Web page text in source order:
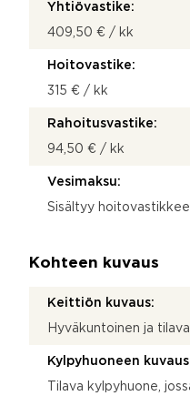
Yhtiövastike:
409,50 € / kk
Hoitovastike:
315 € / kk
Rahoitusvastike:
94,50 € / kk
Vesimaksu:
Sisältyy
Kohteen kuvaus
Keittiön kuvaus:
Hyväkuntoinen ja
Kylpyhuoneen
Tilava kylpyhuone,